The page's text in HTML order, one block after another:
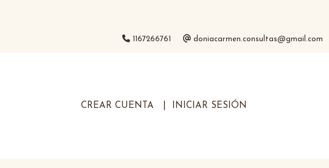
1167266761 doniacarmen.consultas@gmail.com
CREAR CUENTA INICIAR SESIÓN